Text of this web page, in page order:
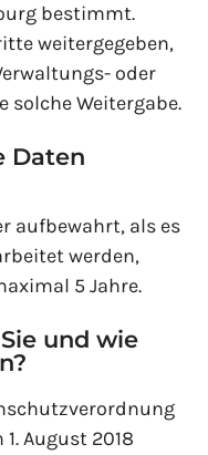
bestimmt.
weitergegeben,
oder
solche Weitergabe.
Daten
aufbewahrt, als es
werden,
5 Jahre.
und wie
August 2018